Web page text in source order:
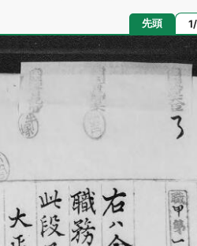
先頭 ペー